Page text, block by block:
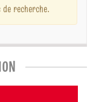
recherche.